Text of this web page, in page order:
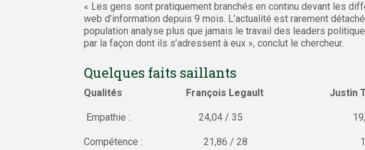
« Les gens sont pratiquement branchés en continu devant les
web d’information depuis 9 mois. L’actualité est rarement
population analyse plus que jamais le travail des leaders
par la façon dont ils s’adressent à eux », conclut le chercheur.
Quelques faits saillants
Qualités François Legault Justin
Empathie : 24,04 / 35 19,81
Compétence : 21,86 / 28 17,6